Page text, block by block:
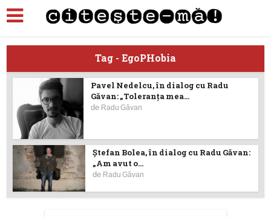
Tag - EgoPHobia
Pavel Nedelcu, în dialog cu Radu
Găvan: „Toleranța mea...
de Radu Găvan
Ștefan Bolea, în dialog cu Radu Găvan:
„Am avut o...
de Radu Găvan